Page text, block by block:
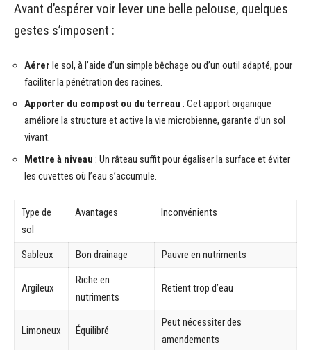
Avant d’espérer voir lever une belle pelouse, quelques
gestes s’imposent :
Aérer le sol, à l’aide d’un simple bêchage ou d’un outil adapté, pour
faciliter la pénétration des racines.
Apporter du compost ou du terreau : Cet apport organique
améliore la structure et active la vie microbienne, garante d’un sol
vivant.
Mettre à niveau : Un râteau suffit pour égaliser la surface et éviter
les cuvettes où l’eau s’accumule.
Type de
sol
Avantages Inconvénients
Sableux Bon drainage Pauvre en nutriments
Argileux
Riche en
nutriments
Retient trop d’eau
Limoneux Équilibré
Peut nécessiter des
amendements